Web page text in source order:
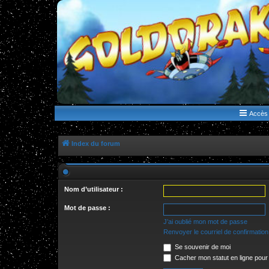
WWW.GOLDORAKGO.COM
le site de la Lune Rouge
Accès
Index du forum
Nom d’utilisateur :
Mot de passe :
J’ai oublié mon mot de passe
Renvoyer le courriel de confirmation
Se souvenir de moi
Cacher mon statut en ligne